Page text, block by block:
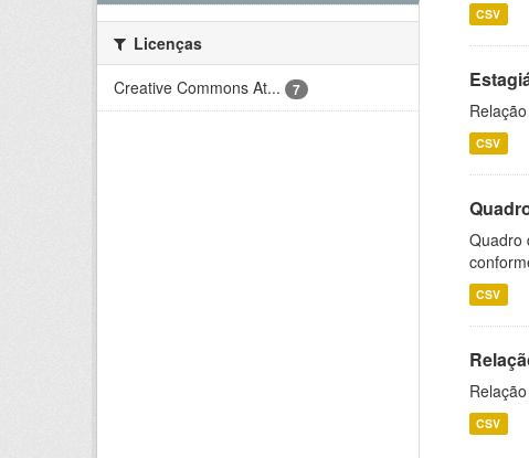
Licenças
Creative Commons At...
7
CSV
CSV
Quadro
CSV
CSV